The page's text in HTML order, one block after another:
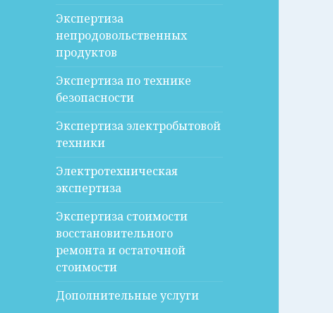
Экспертиза
непродовольственных
продуктов
Экспертиза по технике
безопасности
Экспертиза электробытовой
техники
Электротехническая
экспертиза
Экспертиза стоимости
восстановительного
ремонта и остаточной
стоимости
Дополнительные услуги